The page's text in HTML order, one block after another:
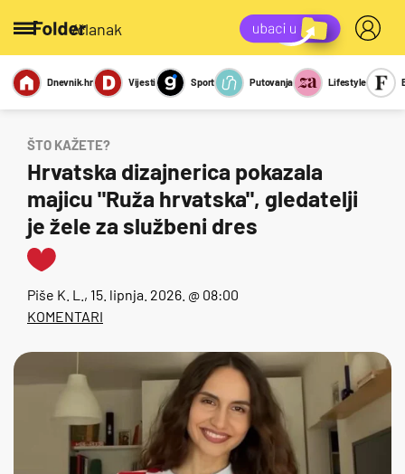
/članak
Miks Kviz
Report
Sexy
Dnevnik.hr Vijesti Sport Putovanja Lifestyle
ŠTO KAŽETE?
Hrvatska dizajnerica pokazala
majicu "Ruža hrvatska", gledatelji
je žele za službeni dres
Piše K. L. , 15. lipnja. 2026. @ 08:00
KOMENTARI